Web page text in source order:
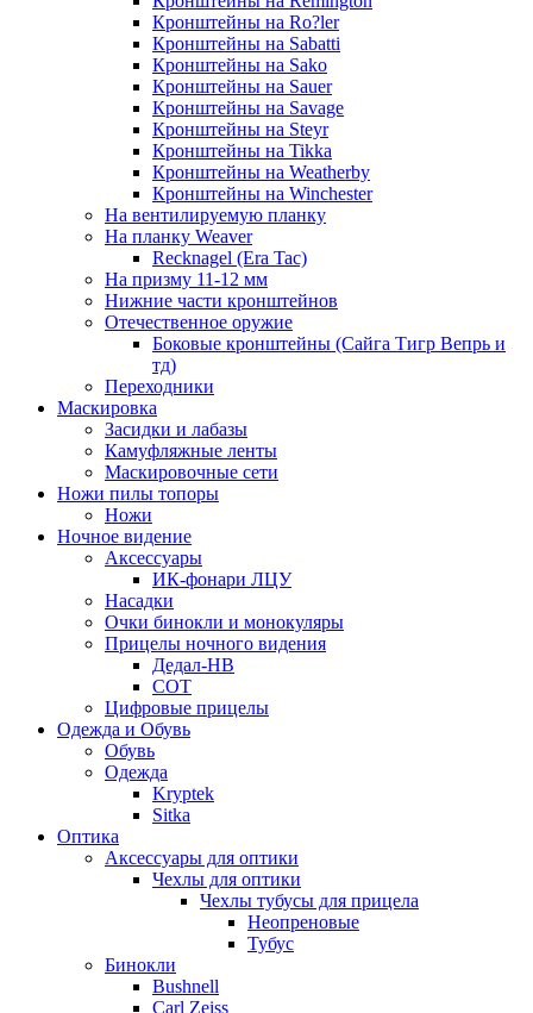
Кронштейны на Ro?ler
Кронштейны на Sabatti
Кронштейны на Sako
Кронштейны на Sauer
Кронштейны на Savage
Кронштейны на Steyr
Кронштейны на Tikka
Кронштейны на Weatherby
Кронштейны на Winchester
На вентилируемую планку
На планку Weaver
Recknagel (Era Tac)
На призму 11-12 мм
Нижние части кронштейнов
Отечественное оружие
Боковые кронштейны (Сайга Тигр Вепрь и
тд)
Переходники
Маскировка
Засидки и лабазы
Камуфляжные ленты
Маскировочные сети
Ножи пилы топоры
Ножи
Ночное видение
Аксессуары
ИК-фонари ЛЦУ
Насадки
Очки бинокли и монокуляры
Прицелы ночного видения
Дедал-НВ
СОТ
Цифровые прицелы
Одежда и Обувь
Обувь
Одежда
Kryptek
Sitka
Оптика
Аксессуары для оптики
Чехлы для оптики
Чехлы тубусы для прицела
Неопреновые
Тубус
Бинокли
Bushnell
Carl Zeiss